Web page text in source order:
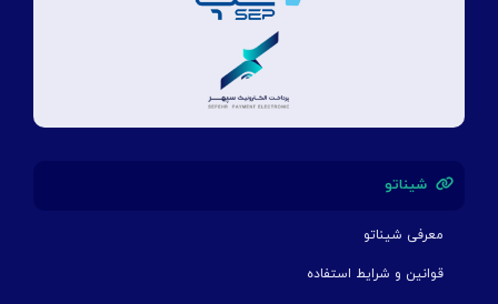
شیناتو
معرفی شیناتو
قوانین و شرایط استفاده